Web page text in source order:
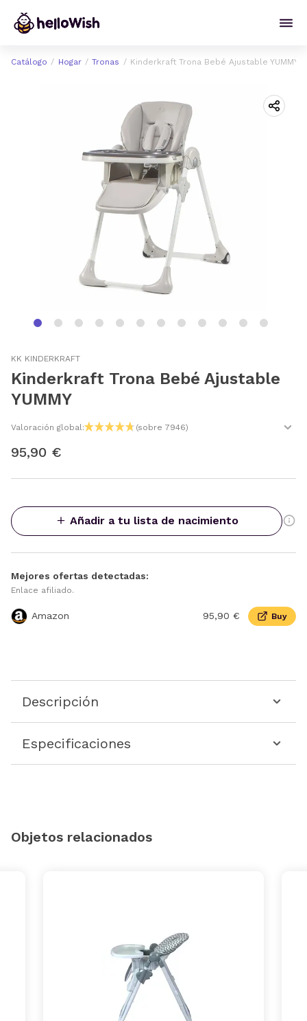
Catálogo Hogar Tronas Kinderkraft Trona Bebé Ajustable YUMMY
KK KINDERKRAFT
Kinderkraft Trona Bebé Ajustable
YUMMY
Valoración global: (sobre 7946)
95,90 €
Añadir a tu lista de nacimiento
Mejores ofertas detectadas:
Enlace afiliado.
Amazon 95,90 € Buy
Descripción
Especificaciones
Objetos relacionados